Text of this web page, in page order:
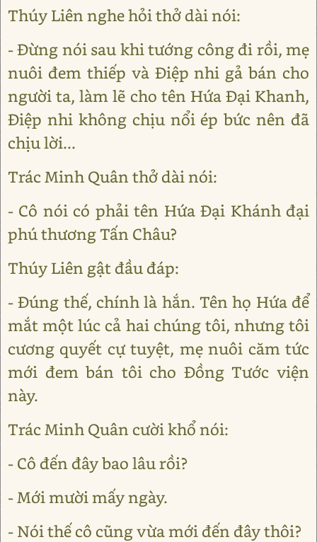
Thúy Liên nghe hỏi thở dài nói:
- Đừng nói sau khi tướng công đi rồi, mẹ
nuôi đem thiếp và Điệp nhi gả bán cho
người ta, làm lẽ cho tên Hứa Đại Khanh,
Điệp nhi không chịu nổi ép bức nên đã
chịu lời...
Trác Minh Quân thở dài nói:
- Cô nói có phải tên Hứa Đại Khánh đại
phú thương Tấn Châu?
Thúy Liên gật đầu đáp:
- Đúng thế, chính là hắn. Tên họ Hứa để
mắt một lúc cả hai chúng tôi, nhưng tôi
cương quyết cự tuyệt, mẹ nuôi căm tức
mới đem bán tôi cho Đồng Tước viện
này.
Trác Minh Quân cười khổ nói:
- Cô đến đây bao lâu rồi?
- Mới mười mấy ngày.
- Nói thế cô cũng vừa mới đến đây thôi?